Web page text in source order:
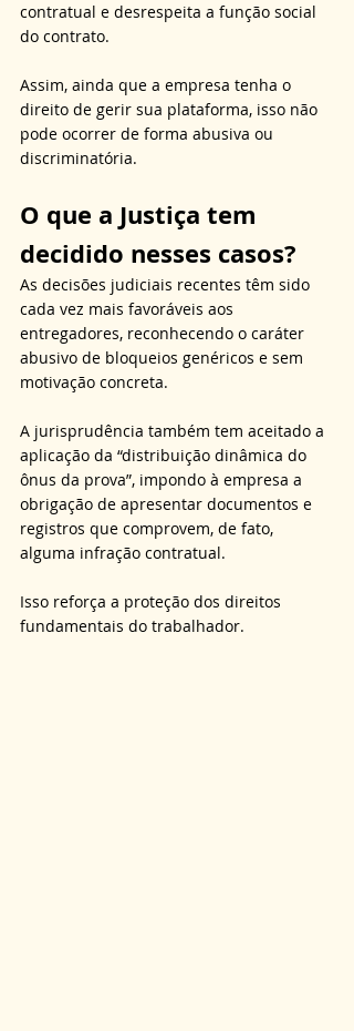
contratual e desrespeita a função social
do contrato.
Assim, ainda que a empresa tenha o
direito de gerir sua plataforma, isso não
pode ocorrer de forma abusiva ou
discriminatória.
O que a Justiça tem
decidido nesses casos?
As decisões judiciais recentes têm sido
cada vez mais favoráveis aos
entregadores, reconhecendo o caráter
abusivo de bloqueios genéricos e sem
motivação concreta.
A jurisprudência também tem aceitado a
aplicação da “distribuição dinâmica do
ônus da prova”, impondo à empresa a
obrigação de apresentar documentos e
registros que comprovem, de fato,
alguma infração contratual.
Isso reforça a proteção dos direitos
fundamentais do trabalhador.